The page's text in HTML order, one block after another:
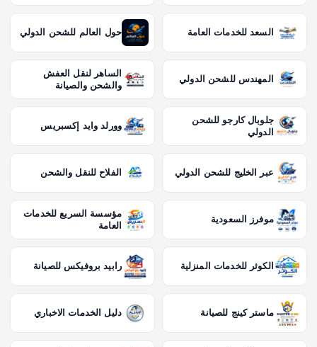
السعد للخدمات العامة حول العالم للشحن الدولي
المهندس للشحن الدولي
الساهر لنقل العفش
والشحن والصيانة
جلوبال كارجو للشحن
الدولي
وورلد وايد إكسبريس
عبر الخليج للشحن الدولي الفلاح للنقل والشحن
موفرز السعودية
مؤسسة السريع للخدمات
العامة
الكوثر للخدمات المنزلية رابيد بروفيكس للصيانة
ماستر كينج للصيانة دليل الخدمات الاخباري